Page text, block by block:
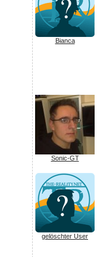
Bianca
Sonic-GT
gelöschter User